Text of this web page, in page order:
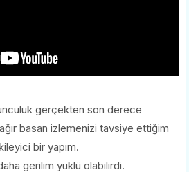
gerçekten son derece
basan izlemenizi tavsiye ettiğim
bir yapım.
gerilim yüklü olabilirdi.